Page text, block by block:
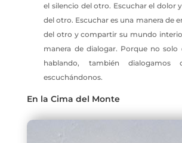
el silencio del otro. Escuchar el dolor
del otro. Escuchar es una manera de
del otro y compartir su mundo
manera de dialogar. Porque no solo
hablando, también dialogamos
escuchándonos.
En la Cima del Monte